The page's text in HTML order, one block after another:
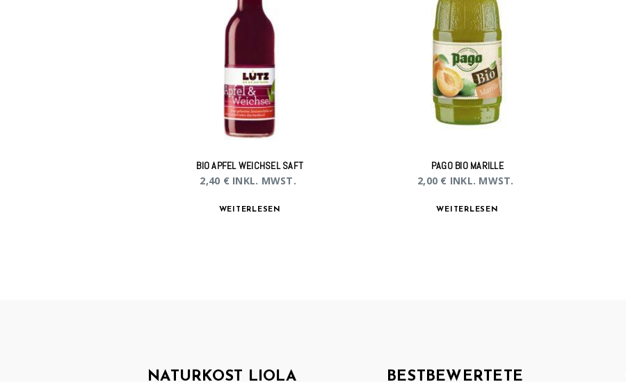
BIO APFEL WEICHSEL SAFT
2,40 € INKL. MWST.
WEITERLESEN
PAGO BIO MARILLE
2,00 € INKL. MWST.
WEITERLESEN
NATURKOST LIOLA
BESTBEWERTETE